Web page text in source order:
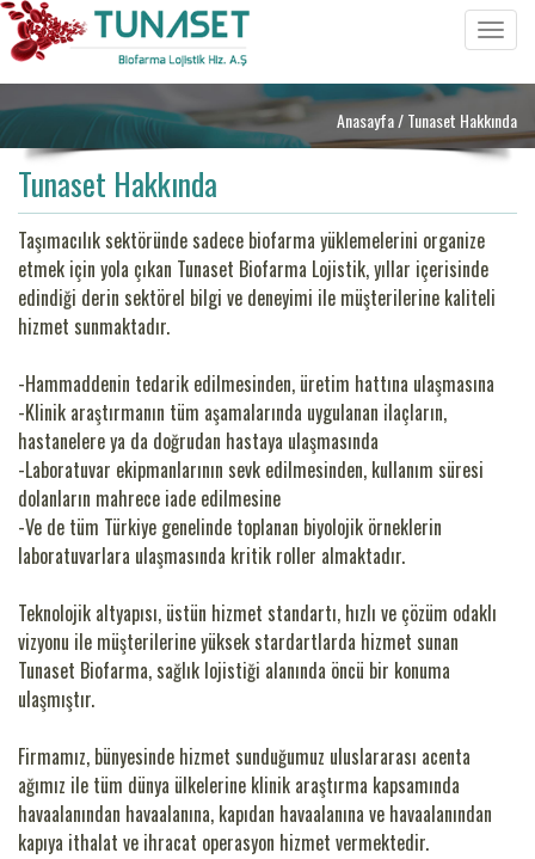
Toggle
Anasayfa/ Tunaset Hakkında
Tunaset Hakkında
Taşımacılık sektöründe sadece biofarma yüklemelerini organize
etmek için yola çıkan Tunaset Biofarma Lojistik, yıllar içerisinde
edindiği derin sektörel bilgi ve deneyimi ile müşterilerine kaliteli
hizmet sunmaktadır.
-Hammaddenin tedarik edilmesinden, üretim hattına ulaşmasına
-Klinik araştırmanın tüm aşamalarında uygulanan ilaçların,
hastanelere ya da doğrudan hastaya ulaşmasında
-Laboratuvar ekipmanlarının sevk edilmesinden, kullanım süresi
dolanların mahrece iade edilmesine
-Ve de tüm Türkiye genelinde toplanan biyolojik örneklerin
laboratuvarlara ulaşmasında kritik roller almaktadır.
Teknolojik altyapısı, üstün hizmet standartı, hızlı ve çözüm odaklı
vizyonu ile müşterilerine yüksek stardartlarda hizmet sunan
Tunaset Biofarma, sağlık lojistiği alanında öncü bir konuma
ulaşmıştır.
Firmamız, bünyesinde hizmet sunduğumuz uluslararası acenta
ağımız ile tüm dünya ülkelerine klinik araştırma kapsamında
havaalanından havaalanına, kapıdan havaalanına ve havaalanından
kapıya ithalat ve ihracat operasyon hizmet vermektedir.